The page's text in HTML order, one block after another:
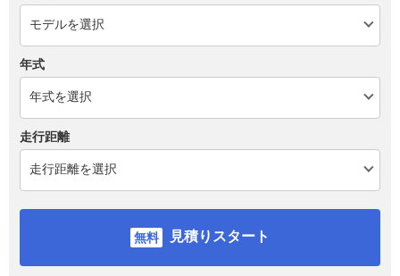
年式
走行距離
見積りスタート